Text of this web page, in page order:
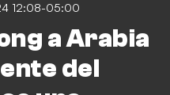
12:08-05:00
a Arabia
del